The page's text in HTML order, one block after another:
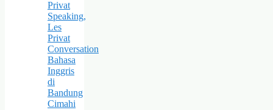
Privat
Speaking,
Les
Privat
Conversation
Bahasa
Inggris
di
Bandung
Cimahi